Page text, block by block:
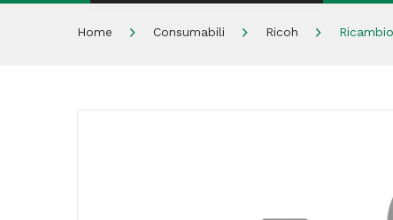
Home
Home Consumabili Ricoh